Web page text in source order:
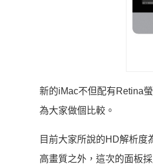
新的iMac不但配有Retina
為大家做個比較。
目前大家所說的HD解析度
高畫質之外，這次的面板